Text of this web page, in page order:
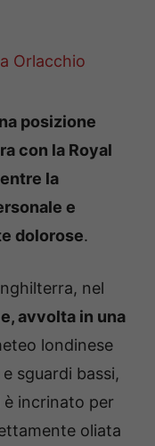
Orlacchio
posizione
con la Royal
la
e
dolorose.
nel
avvolta in una
londinese
sguardi bassi,
è incrinato per
oliata